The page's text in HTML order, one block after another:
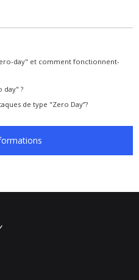
day" et comment fonctionnent-
day" ?
de type "Zero Day”?